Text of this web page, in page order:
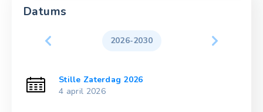
Datums
2026-2030
Stille Zaterdag 2026
4 april 2026